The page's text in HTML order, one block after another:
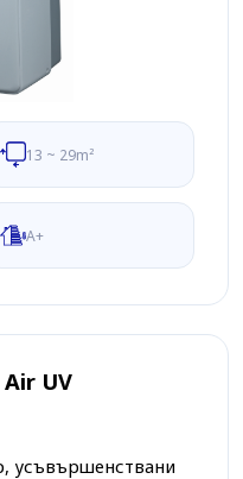
13 ~ 29m²
A+
UV
усъвършенствани